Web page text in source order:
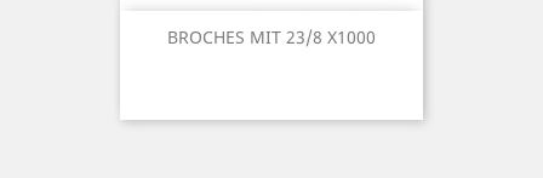
BROCHES MIT 23/8 X1000